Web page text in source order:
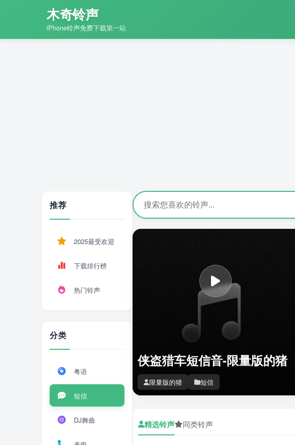
木奇铃声
iPhone铃声免费下载第一站
推荐
2025最受欢迎
下载排行榜
热门铃声
分类
粤语
短信
DJ舞曲
侠盗猎车短信音-限量版的猪
限量版的猪 短信
精选铃声 同类铃声